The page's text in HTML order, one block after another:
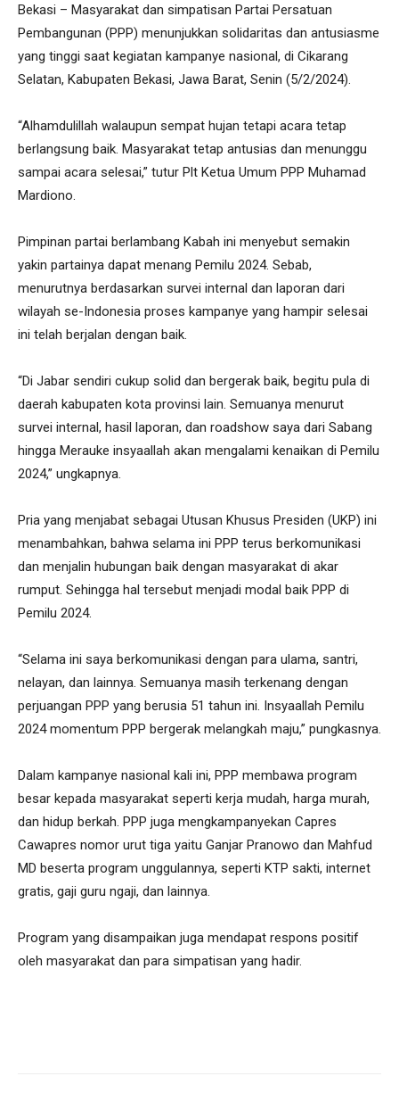
Bekasi – Masyarakat dan simpatisan Partai Persatuan
Pembangunan (PPP) menunjukkan solidaritas dan antusiasme
yang tinggi saat kegiatan kampanye nasional, di Cikarang
Selatan, Kabupaten Bekasi, Jawa Barat, Senin (5/2/2024).
“Alhamdulillah walaupun sempat hujan tetapi acara tetap
berlangsung baik. Masyarakat tetap antusias dan menunggu
sampai acara selesai,” tutur Plt Ketua Umum PPP Muhamad
Mardiono.
Pimpinan partai berlambang Kabah ini menyebut semakin
yakin partainya dapat menang Pemilu 2024. Sebab,
menurutnya berdasarkan survei internal dan laporan dari
wilayah se-Indonesia proses kampanye yang hampir selesai
ini telah berjalan dengan baik.
“Di Jabar sendiri cukup solid dan bergerak baik, begitu pula di
daerah kabupaten kota provinsi lain. Semuanya menurut
survei internal, hasil laporan, dan roadshow saya dari Sabang
hingga Merauke insyaallah akan mengalami kenaikan di Pemilu
2024,” ungkapnya.
Pria yang menjabat sebagai Utusan Khusus Presiden (UKP) ini
menambahkan, bahwa selama ini PPP terus berkomunikasi
dan menjalin hubungan baik dengan masyarakat di akar
rumput. Sehingga hal tersebut menjadi modal baik PPP di
Pemilu 2024.
“Selama ini saya berkomunikasi dengan para ulama, santri,
nelayan, dan lainnya. Semuanya masih terkenang dengan
perjuangan PPP yang berusia 51 tahun ini. Insyaallah Pemilu
2024 momentum PPP bergerak melangkah maju,” pungkasnya.
Dalam kampanye nasional kali ini, PPP membawa program
besar kepada masyarakat seperti kerja mudah, harga murah,
dan hidup berkah. PPP juga mengkampanyekan Capres
Cawapres nomor urut tiga yaitu Ganjar Pranowo dan Mahfud
MD beserta program unggulannya, seperti KTP sakti, internet
gratis, gaji guru ngaji, dan lainnya.
Program yang disampaikan juga mendapat respons positif
oleh masyarakat dan para simpatisan yang hadir.